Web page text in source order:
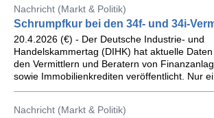
Nachricht (Markt & Politik)
Schrumpfkur bei den 34f- und 34i-
20.4.2026 (€) - Der Deutsche Industrie- und
Handelskammertag (DIHK) hat aktuelle Daten
den Vermittlern und Beratern von
sowie Immobilienkrediten veröffentlicht. Nur
Nachricht (Markt & Politik)